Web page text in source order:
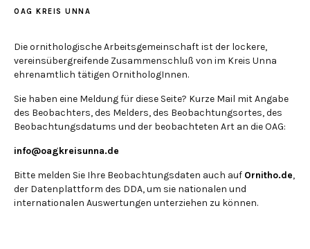
OAG KREIS UNNA
Die ornithologische Arbeitsgemeinschaft ist der lockere,
vereinsübergreifende Zusammenschluß von im Kreis Unna
ehrenamtlich tätigen OrnithologInnen.
Sie haben eine Meldung für diese Seite? Kurze Mail mit Angabe
des Beobachters, des Melders, des Beobachtungsortes, des
Beobachtungsdatums und der beobachteten Art an die OAG:
info@oagkreisunna.de
Bitte melden Sie Ihre Beobachtungsdaten auch auf Ornitho.de,
der Datenplattform des DDA, um sie nationalen und
internationalen Auswertungen unterziehen zu können.